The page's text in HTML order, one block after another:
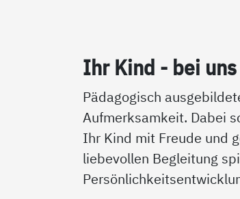
Ihr Kind - bei
Pädagogisch
Aufmerksamkeit. Dabei
Ihr Kind mit Freude und
liebevollen Begleitung